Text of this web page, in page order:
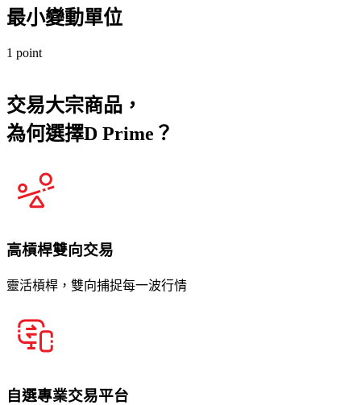
最小變動單位
1 point
交易大宗商品，
為何選擇D Prime？
高槓桿雙向交易
靈活槓桿，雙向捕捉每一波行情
自選專業交易平台